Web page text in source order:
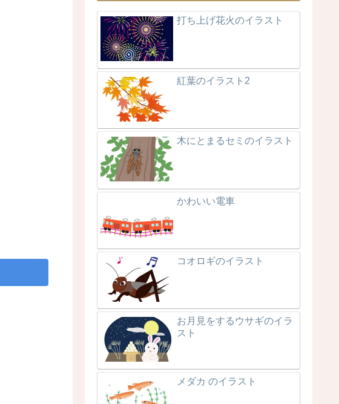
打ち上げ花火のイラスト
紅葉のイラスト2
木にとまるセミのイラスト
かわいい電車
コオロギのイラスト
お月見をするウサギのイラ
スト
メダカ のイラスト